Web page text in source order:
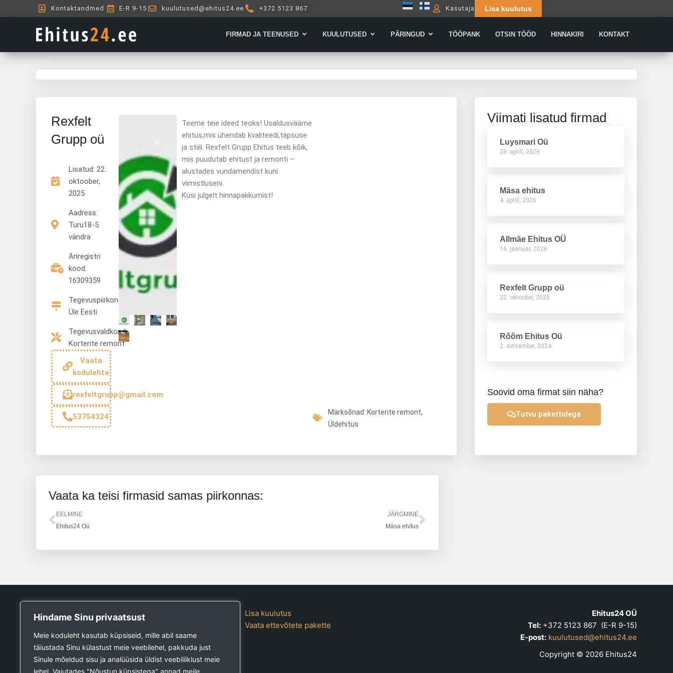
Hindame Sinu privaatsust
Meie koduleht kasutab küpsiseid, mille abil saame
täiustada Sinu külastust meie veebilehel, pakkuda just
Sinule mõeldud sisu ja analüüsida üldist veebiliiklust meie
lehel. Vajutades "Nõustun küpsistega" annad meile
to
Kontaktandmed E-R 9-15 kuulutused@ehitus24.ee +372 5123 867 Kasutaja Lisa kuulutus
FIRMAD JA TEENUSED Open Firmad ja teenused
KUULUTUSED Open Kuulutused
PÄRINGUD Open Päringud
TÖÖPANK OTSIN TÖÖD HINNAKIRI KONTAKT
Rexfelt
Grupp oü
Lisatud: 22.
oktoober,
2025
Aadress:
Turu18-5
vändra
Äriregistri
kood:
16309359
Tegevuspiirkond:
Üle Eesti
Tegevusvaldkond:
Korterite remont
Vaata
kodulehte
rexfeltgrupp@gmail.com
53754324
Teeme teie ideed teoks! Usaldusväärne
ehitus,mis ühendab kvaliteedi,täpsuse
ja stiili. Rexfelt Grupp Ehitus teeb kõik,
mis puudutab ehitust ja remonti –
alustades vundamendist kuni
viimistluseni.
Küsi julgelt hinnapakkumist!
Märksõnad:Korterite remont,
Üldehitus
Viimati lisatud firmad
Luysmari Oü
28. aprill, 2026
Mäsa ehitus
4. aprill, 2026
Allmäe Ehitus OÜ
16. jaanuar, 2026
Rexfelt Grupp oü
22. oktoober, 2025
Rõõm Ehitus Oü
2. detsember, 2024
Soovid oma firmat siin näha?
Tutvu pakettidega
Vaata ka teisi firmasid samas piirkonnas:
Prev
EELMINE
Ehitus24 Oü
JÄRGMINE
Mäsa ehitus
Next
Tööpank
Kuulutused
Firmad ja teenused
Ehitustööde päring
Lisa kuulutus
Vaata ettevõtete pakette
Ehitus24 OÜ
Tel:+372 5123 867 (E-R 9-15)
E-post: kuulutused@ehitus24.ee
Copyright © 2026 Ehitus24